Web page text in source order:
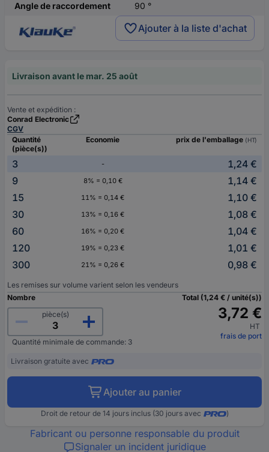
Angle de raccordement
90 °
Ajouter à la liste d'achat
Livraison avant le mar. 25 août
Vente et expédition :
Conrad Electronic
CGV
Quantité
(pièce(s))
Economie prix de l'emballage (HT)
3 -
1,24 €
9
8% = 0,10 €
1,14 €
15
11% = 0,14 €
1,10 €
30
13% = 0,16 €
1,08 €
60
16% = 0,20 €
1,04 €
120
19% = 0,23 €
1,01 €
300
21% = 0,26 € 0,98 €
Les remises sur volume varient selon les vendeurs
Nombre
pièce(s)
Quantité minimale de commande: 3
Total (1,24 € / unité(s))
3,72 €
HT
frais de port
Livraison gratuite avec
Ajouter au panier
Droit de retour de 14 jours inclus (30 jours avec )
Fabricant ou personne responsable du produit
Signaler un incident juridique